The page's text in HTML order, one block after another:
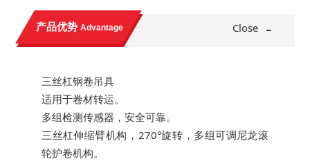
产品优势Advantage Close -
三丝杠钢卷吊具
适用于卷材转运。
多组检测传感器，安全可靠。
三丝杠伸缩臂机构，270°旋转，多组可调尼龙滚
轮护卷机构。